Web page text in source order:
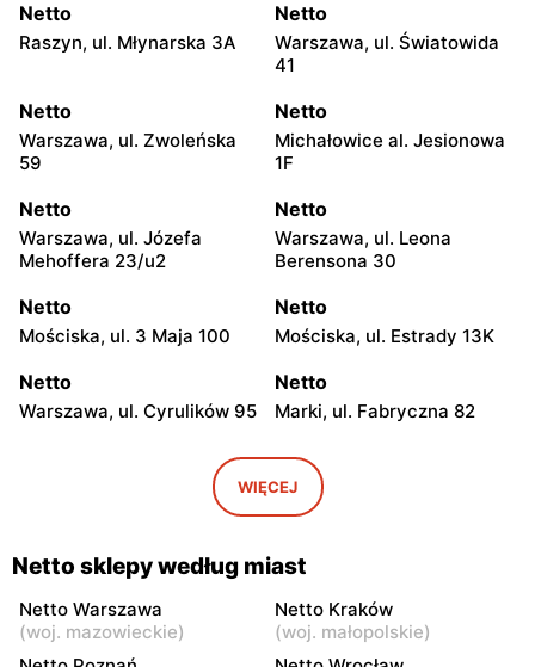
Netto
Raszyn, ul. Młynarska 3A
Netto
Warszawa, ul. Światowida
41
Netto
Warszawa, ul. Zwoleńska
59
Netto
Michałowice al. Jesionowa
1F
Netto
Warszawa, ul. Józefa
Mehoffera 23/u2
Netto
Warszawa, ul. Leona
Berensona 30
Netto
Mościska, ul. 3 Maja 100
Netto
Mościska, ul. Estrady 13K
Netto
Warszawa, ul. Cyrulików 95
Netto
Marki, ul. Fabryczna 82
Warszawa, ul. Wisełki 6
Netto
Warszawa, ul. Mochtyńska
101
Netto
Warszawa, ul. Wał
Miedzeszyński 69
Netto
Netto Netto
WIĘCEJ
Netto sklepy według miast
Netto Warszawa
(woj. mazowieckie)
Netto Kraków
(woj. małopolskie)